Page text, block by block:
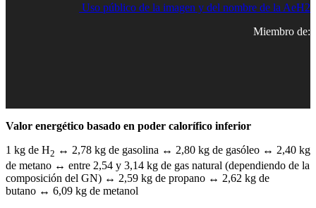
Uso público de la imagen y del nombre de la AeH2
Miembro de:
Valor energético basado en poder calorífico inferior
1 kg de H2 ↔ 2,78 kg de gasolina ↔ 2,80 kg de gasóleo ↔ 2,40 kg
de metano ↔ entre 2,54 y 3,14 kg de gas natural (dependiendo de la
composición del GN) ↔ 2,59 kg de propano ↔ 2,62 kg de
butano ↔ 6,09 kg de metanol